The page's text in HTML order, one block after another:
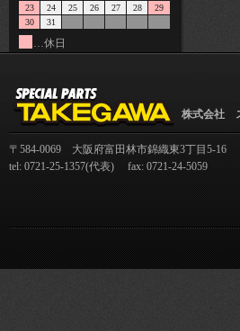
23
24 25 26 27 28
29
30
31
…休日
株式会社
〒584-0069 大阪府富田林市錦織東3丁目5-16
tel: 0721-25-1357(代表) fax: 0721-24-5059